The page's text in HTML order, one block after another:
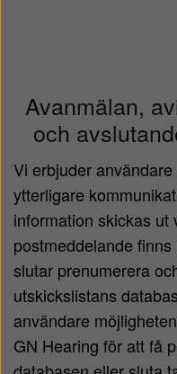
Avanmälan,
och
Vi erbjuder
ytterligare
information skickas ut
postmeddelande
slutar prenumerera
utskickslistans
användare
GN Hearing för att få